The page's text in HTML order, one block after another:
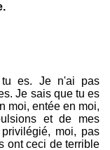
es. Je n'ai pas
Je sais que tu es
moi, entée en moi,
et de mes
moi, pas
ont ceci de terrible